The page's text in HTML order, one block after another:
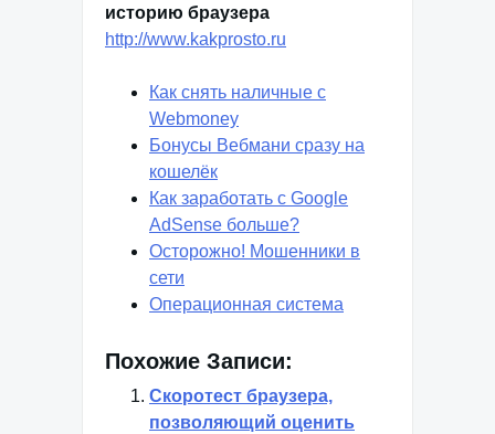
историю браузера
http://www.kakprosto.ru
Как снять наличные с
Webmoney
Бонусы Вебмани сразу на
кошелёк
Как заработать с Google
AdSense больше?
Осторожно! Мошенники в
сети
Операционная система
Похожие Записи:
Скоротест браузера,
позволяющий оценить